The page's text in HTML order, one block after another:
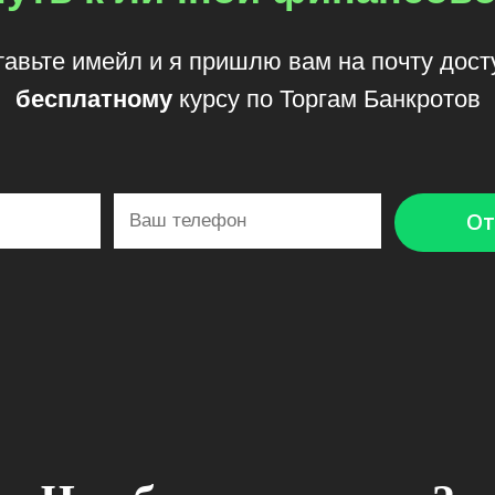
имейл и я пришлю вам на почту
бесплатномукурсу по Торгам Банкротов